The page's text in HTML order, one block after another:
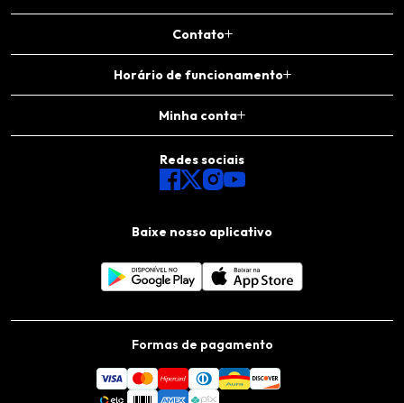
Contato
Horário de funcionamento
Minha conta
Baixe nosso aplicativo
Redes sociais
Formas de pagamento